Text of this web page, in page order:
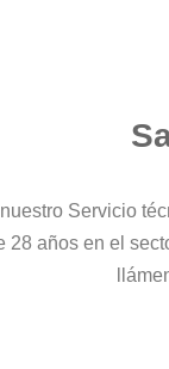
Servicio
28 años en el